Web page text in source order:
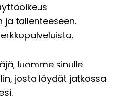
ja tallenteeseen.
luomme sinulle
josta löydät jatkossa